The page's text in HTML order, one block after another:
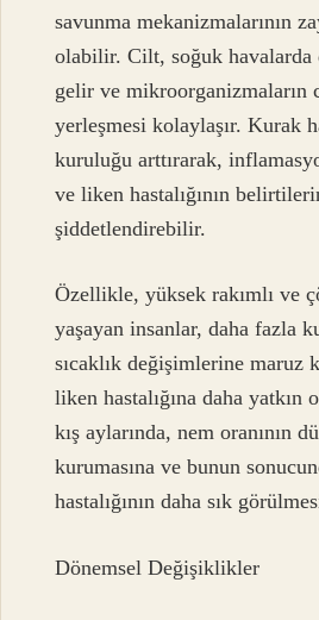
savunma mekanizmalarının
olabilir. Cilt, soğuk havalarda
gelir ve mikroorganizmaların
yerleşmesi kolaylaşır. Kurak
kuruluğu arttırarak,
ve liken hastalığının
şiddetlendirebilir.
Özellikle, yüksek rakımlı ve
yaşayan insanlar, daha fazla
sıcaklık değişimlerine maruz
liken hastalığına daha
kış aylarında, nem oranının
kurumasına ve bunun
hastalığının daha sık
Dönemsel Değişiklikler